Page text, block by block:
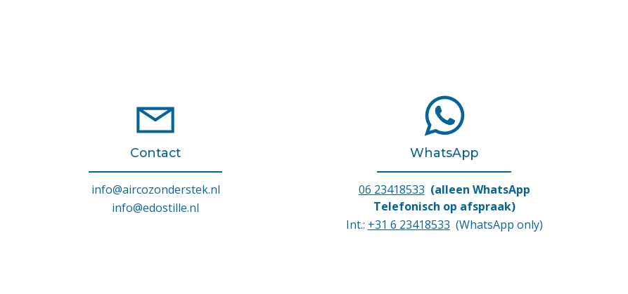
Contact
info@aircozonderstek.nl
info@edostille.nl
WhatsApp
06 23418533 (alleen WhatsApp
Telefonisch op afspraak)
Int.: +31 6 23418533 (WhatsApp only)